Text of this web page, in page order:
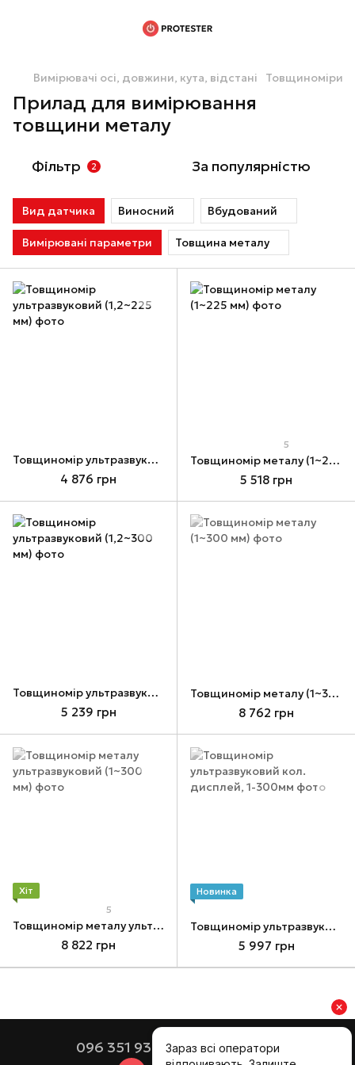
Вимірювачі осі, довжини, кута, відстані Товщиноміри
Прилад для вимірювання
товщини металу
Фільтр 2 За популярністю
Вид датчика Виносний Вбудований
Вимірювані параметри Товщина металу
Товщиномір ультразвуковий (1,2~225 мм)
4 876 грн
5
Товщиномір металу (1~225 мм)
5 518 грн
Товщиномір ультразвуковий (1,2~300 мм)
5 239 грн
Товщиномір металу (1~300 мм)
8 762 грн
Хіт
5
Товщиномір металу ультразвуковий (1~300 мм)
8 822 грн
Новинка
Товщиномір ультразвуковий кол. дисплей, 1-300мм
5 997 грн
096 351 93 51 073 351 93 51